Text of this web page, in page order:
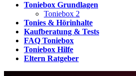
Toniebox Grundlagen
Toniebox 2
Tonies & Hörinhalte
Kaufberatung & Tests
FAQ Toniebox
Toniebox Hilfe
Eltern Ratgeber